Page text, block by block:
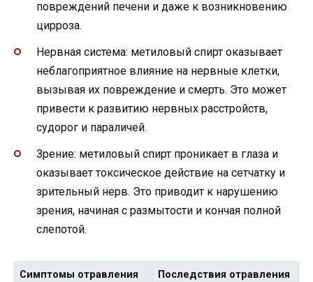
повреждений печени и даже к возникновению
цирроза.
Нервная система: метиловый спирт оказывает
неблагоприятное влияние на нервные клетки,
вызывая их повреждение и смерть. Это может
привести к развитию нервных расстройств,
судорог и параличей.
Зрение: метиловый спирт проникает в глаза и
оказывает токсическое действие на сетчатку и
зрительный нерв. Это приводит к нарушению
зрения, начиная с размытости и кончая полной
слепотой.
Симптомы отравления
Последствия отравления